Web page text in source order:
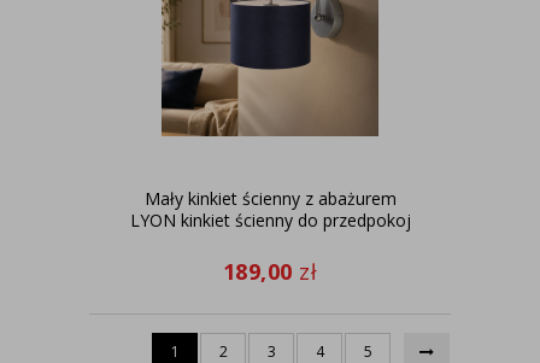
Mały kinkiet ścienny z abażurem
LYON kinkiet ścienny do przedpokoj
189,00 zł
1 2 3 4 5